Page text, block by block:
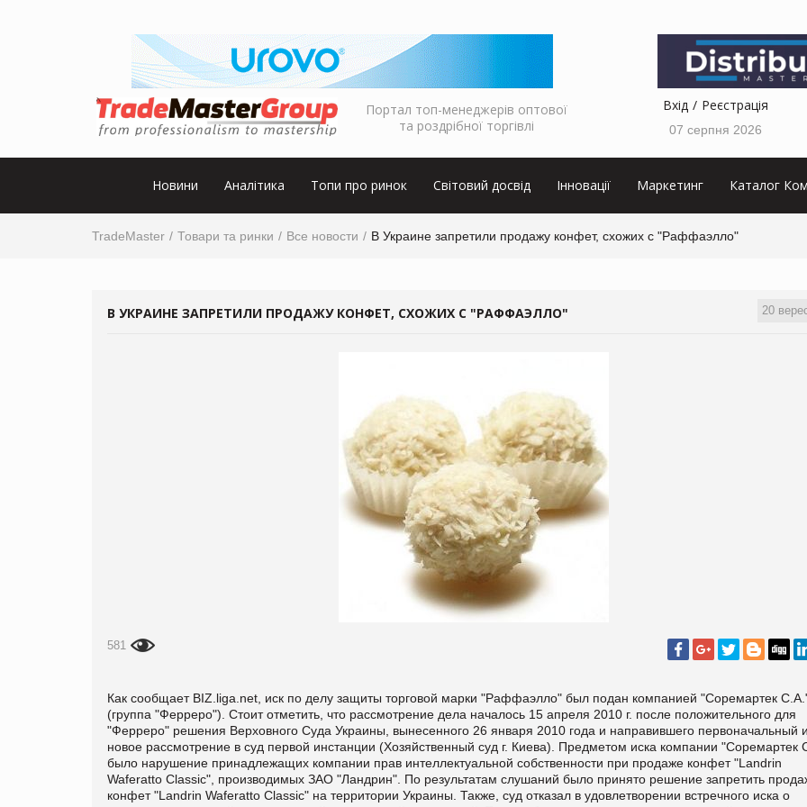
Портал топ-менеджерів оптової
та роздрібної торгівлі
Вхід Реєстрація
07 серпня 2026
Новини Аналітика Топи про ринок Світовий досвід Інновації Маркетинг Каталог
TradeMaster Товари та ринки Все новости В Украине запретили продажу конфет, схожих с "Раффаэлло"
20
В УКРАИНЕ ЗАПРЕТИЛИ ПРОДАЖУ КОНФЕТ, СХОЖИХ С "РАФФАЭЛЛО"
581
Как сообщает BIZ.liga.net, иск по делу защиты торговой марки "Раффаэлло" был подан компанией "Соремартек
(группа "Ферреро"). Стоит отметить, что рассмотрение дела началось 15 апреля 2010 г. после положительного для
"Ферреро" решения Верховного Суда Украины, вынесенного 26 января 2010 года и направившего первоначальный
новое рассмотрение в суд первой инстанции (Хозяйственный суд г. Киева). Предметом иска компании "Соремартек
было нарушение принадлежащих компании прав интеллектуальной собственности при продаже конфет "Landrin
Waferatto Classic", производимых ЗАО "Ландрин". По результатам слушаний было принято решение запретить
конфет "Landrin Waferatto Classic" на территории Украины. Также, суд отказал в удовлетворении встречного иска о